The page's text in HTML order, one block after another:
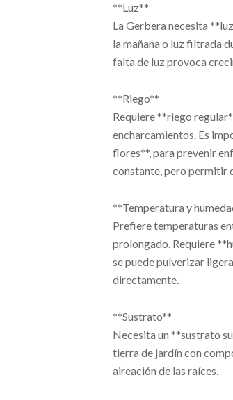
**Luz**
La Gerbera necesita
la mañana o luz filtrada
falta de luz provoca
**Riego**
Requiere **riego
encharcamientos. Es
flores**, para prevenir
constante, pero permitir
**Temperatura y
Prefiere temperaturas
prolongado. Requiere
se puede pulverizar
directamente.
**Sustrato**
Necesita un **sustrato
tierra de jardín con
aireación de las raíces.